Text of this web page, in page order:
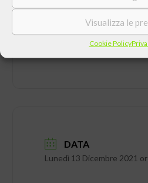
Visualizza le
Cookie Policy
DATA
Lunedì 13 Dicembre 2021